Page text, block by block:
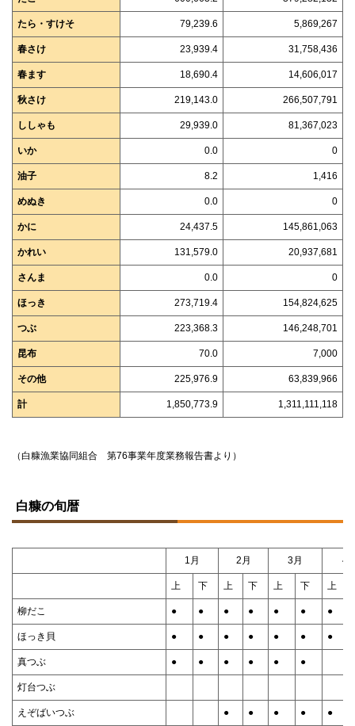
たら・すけそ 79,239.6 5,869,267
春さけ 23,939.4 31,758,436
春ます 18,690.4 14,606,017
秋さけ 219,143.0 266,507,791
ししゃも 29,939.0 81,367,023
いか 0.0 0
油子 8.2 1,416
めぬき 0.0 0
かに 24,437.5 145,861,063
かれい 131,579.0 20,937,681
さんま 0.0 0
ほっき 273,719.4 154,824,625
つぶ 223,368.3 146,248,701
昆布 70.0 7,000
その他 225,976.9 63,839,966
計 1,850,773.9 1,311,111,118
（白糠漁業協同組合 第76事業年度業務報告書より）
ッ
プ
に
白糠の旬暦
1月 2月 3月 4
上 下 上 下 上 下 上
柳だこ ● ● ● ● ● ● ●
ほっき貝 ● ● ● ● ● ● ●
真つぶ ● ● ● ● ● ●
灯台つぶ
えぞばいつぶ ● ● ● ● ●